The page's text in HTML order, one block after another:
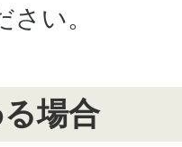
い。
場合